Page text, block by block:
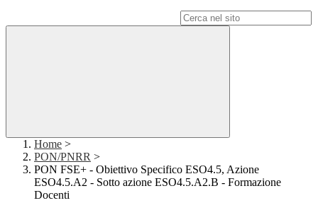
Home >
PON/PNRR >
PON FSE+ - Obiettivo Specifico ESO4.5, Azione
ESO4.5.A2 - Sotto azione ESO4.5.A2.B - Formazione
Docenti